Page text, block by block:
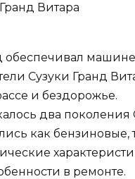
Витара
машине
Сузуки Гранд
и бездорожье.
два поколения
как
в ремонте.